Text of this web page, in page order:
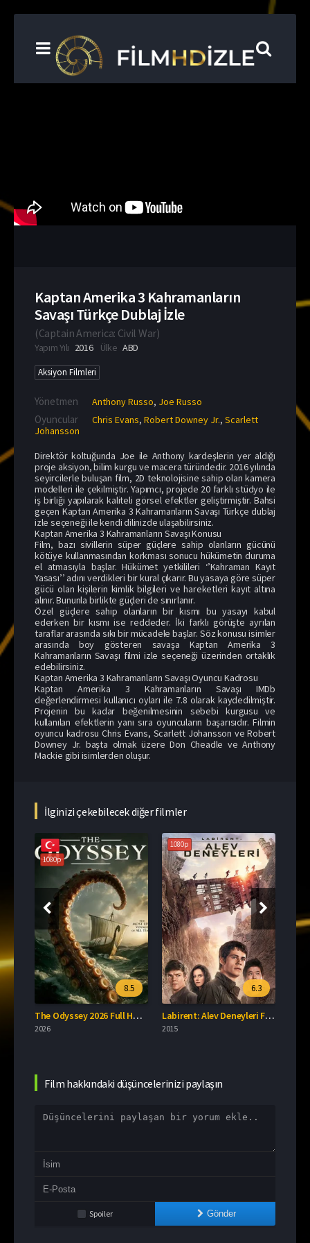
Kaptan Amerika 3 Kahramanların
Savaşı Türkçe Dublaj İzle
(Captain America: Civil War)
Yapım Yılı 2016 Ülke ABD
Aksiyon Filmleri
Yönetmen Anthony Russo, Joe Russo
Oyuncular Chris Evans, Robert Downey Jr., Scarlett
Johansson
Direktör koltuğunda Joe ile Anthony kardeşlerin yer aldığı
proje aksiyon, bilim kurgu ve macera türündedir. 2016 yılında
seyircilerle buluşan film, 2D teknolojisine sahip olan kamera
modelleri ile çekilmiştir. Yapımcı, projede 20 farklı stüdyo ile
iş birliği yapılarak kaliteli görsel efektler geliştirmiştir. Bahsi
geçen Kaptan Amerika 3 Kahramanların Savaşı Türkçe dublaj
izle seçeneği ile kendi dilinizde ulaşabilirsiniz.
Kaptan Amerika 3 Kahramanların Savaşı Konusu
Film, bazı sivillerin süper güçlere sahip olanların gücünü
kötüye kullanmasından korkması sonucu hükümetin duruma
el atmasıyla başlar. Hükümet yetkilileri ‘’Kahraman Kayıt
Yasası’’ adını verdikleri bir kural çıkarır. Bu yasaya göre süper
gücü olan kişilerin kimlik bilgileri ve hareketleri kayıt altına
alınır. Bununla birlikte güçleri de sınırlanır.
Özel güçlere sahip olanların bir kısmı bu yasayı kabul
ederken bir kısmı ise reddeder. İki farklı görüşte ayrılan
taraflar arasında sıkı bir mücadele başlar. Söz konusu isimler
arasında boy gösteren savaşa Kaptan Amerika 3
Kahramanların Savaşı filmi izle seçeneği üzerinden ortaklık
edebilirsiniz.
Kaptan Amerika 3 Kahramanların Savaşı Oyuncu Kadrosu
Kaptan Amerika 3 Kahramanların Savaşı IMDb
değerlendirmesi kullanıcı oyları ile 7.8 olarak kaydedilmiştir.
Projenin bu kadar beğenilmesinin sebebi kurgusu ve
kullanılan efektlerin yanı sıra oyuncuların başarısıdır. Filmin
oyuncu kadrosu Chris Evans, Scarlett Johansson ve Robert
Downey Jr. başta olmak üzere Don Cheadle ve Anthony
Mackie gibi isimlerden oluşur.
İlginizi çekebilecek diğer filmler
1080p
8.5
The Odyssey 2026 Full HD İzle
2026
1080p
6.3
Labirent: Alev Deneyleri Full İzle
2015
Film hakkındaki düşüncelerinizi paylaşın
Spoiler Gönder